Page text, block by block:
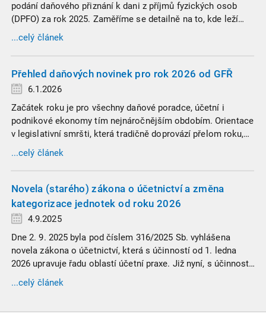
podání daňového přiznání k dani z příjmů fyzických osob
(DPFO) za rok 2025. Zaměříme se detailně na to, kde leží
hranice povinnosti přiznání podat, jaké jsou nejčastější
chytáky v soubězích příjmů a na co si dát v roce 2026
...celý článek
Přehled daňových novinek pro rok 2026 od GFŘ
6.1.2026
Začátek roku je pro všechny daňové poradce, účetní i
podnikové ekonomy tím nejnáročnějším obdobím. Orientace
v legislativní smršti, která tradičně doprovází přelom roku,
vyžaduje nastudovat všechny novely a doprovodné
informace. Generální finanční ředitelství (GFŘ) zveřejnilo
žádného daňového profesionála.
...celý článek
Novela (starého) zákona o účetnictví a změna
kategorizace jednotek od roku 2026
4.9.2025
Dne 2. 9. 2025 byla pod číslem 316/2025 Sb. vyhlášena
novela zákona o účetnictví, která s účinností od 1. ledna
2026 upravuje řadu oblastí účetní praxe. Již nyní, s účinností
od 3. září 2025, platí nová, zvýšená kritéria pro zařazení firem
do velikostních a použijí se zpětně již pro účetní období
...celý článek